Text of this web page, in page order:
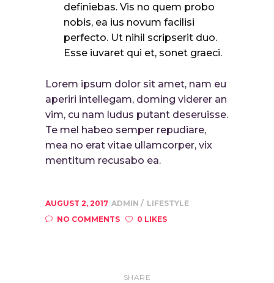
definiebas. Vis no quem probo
nobis, ea ius novum facilisi
perfecto. Ut nihil scripserit duo.
Esse iuvaret qui et, sonet graeci.
Lorem ipsum dolor sit amet, nam eu
aperiri intellegam, doming viderer an
vim, cu nam ludus putant deseruisse.
Te mel habeo semper repudiare,
mea no erat vitae ullamcorper, vix
mentitum recusabo ea.
AUGUST 2, 2017 ADMIN
LIFESTYLE
NO COMMENTS
0 LIKES
SHARE